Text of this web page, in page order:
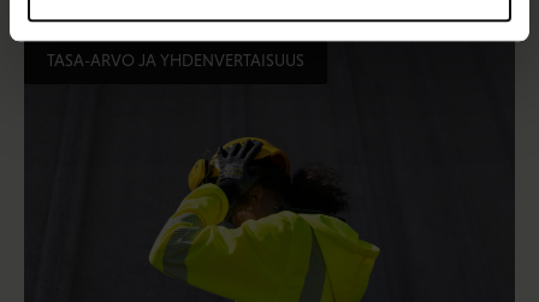
TASA-ARVO JA YHDENVERTAISUUS